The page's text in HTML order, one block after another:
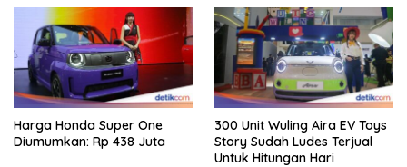
Harga Honda Super One
Diumumkan: Rp 438 Juta
300 Unit Wuling Aira EV Toys
Story Sudah Ludes Terjual
Untuk Hitungan Hari